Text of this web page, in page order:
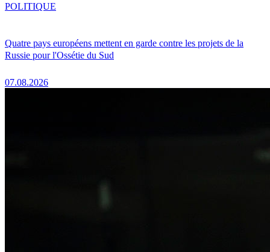
Quatre pays européens mettent en garde contre les projets de la
Russie pour l'Ossétie du Sud
07.08.2026
POLITIQUE